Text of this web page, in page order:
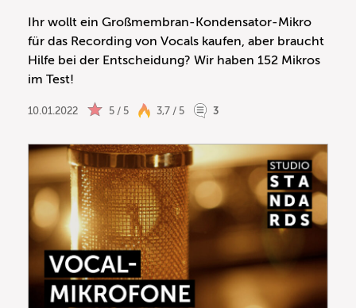
Ihr wollt ein Großmembran-Kondensator-Mikro
für das Recording von Vocals kaufen, aber braucht
Hilfe bei der Entscheidung? Wir haben 152 Mikros
im Test!
10.01.2022 5 / 5 3,7 / 5 3